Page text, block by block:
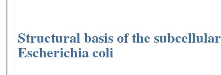
Structural basis of the
Escherichia coli